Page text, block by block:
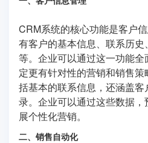
CRM系统的核心功能是客户
有客户的基本信息、联系历
等。企业可以通过这一功能
定更有针对性的营销和销售
括基本的联系信息，还涵盖
录。企业可以通过这些数据
展个性化营销。
二、销售自动化